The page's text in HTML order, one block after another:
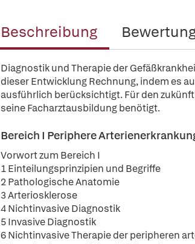
Beschreibung
Diagnostik und Therapie der
dieser Entwicklung Rechnung, indem es
ausführlich berücksichtigt. Für den
seine Facharztausbildung benötigt.
Bereich I Periphere
Vorwort zum Bereich I
1 Einteilungsprinzipien und Begriffe
2 Pathologische Anatomie
3 Arteriosklerose
4 Nichtinvasive Diagnostik
5 Invasive Diagnostik
6 Nichtinvasive Therapie der peripheren